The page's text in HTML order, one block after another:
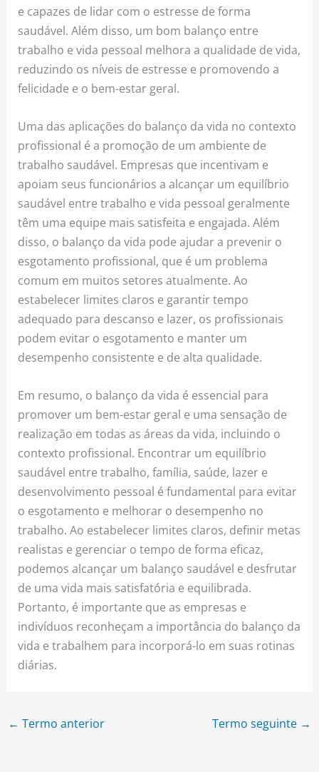
e capazes de lidar com o estresse de forma
saudável. Além disso, um bom balanço entre
trabalho e vida pessoal melhora a qualidade de vida,
reduzindo os níveis de estresse e promovendo a
felicidade e o bem-estar geral.
Uma das aplicações do balanço da vida no contexto
profissional é a promoção de um ambiente de
trabalho saudável. Empresas que incentivam e
apoiam seus funcionários a alcançar um equilíbrio
saudável entre trabalho e vida pessoal geralmente
têm uma equipe mais satisfeita e engajada. Além
disso, o balanço da vida pode ajudar a prevenir o
esgotamento profissional, que é um problema
comum em muitos setores atualmente. Ao
estabelecer limites claros e garantir tempo
adequado para descanso e lazer, os profissionais
podem evitar o esgotamento e manter um
desempenho consistente e de alta qualidade.
Em resumo, o balanço da vida é essencial para
promover um bem-estar geral e uma sensação de
realização em todas as áreas da vida, incluindo o
contexto profissional. Encontrar um equilíbrio
saudável entre trabalho, família, saúde, lazer e
desenvolvimento pessoal é fundamental para evitar
o esgotamento e melhorar o desempenho no
trabalho. Ao estabelecer limites claros, definir metas
realistas e gerenciar o tempo de forma eficaz,
podemos alcançar um balanço saudável e desfrutar
de uma vida mais satisfatória e equilibrada.
Portanto, é importante que as empresas e
indivíduos reconheçam a importância do balanço da
vida e trabalhem para incorporá-lo em suas rotinas
diárias.
← Termo anterior Termo seguinte →